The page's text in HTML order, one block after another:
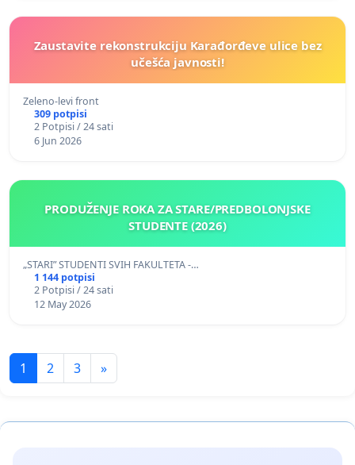
Zaustavite rekonstrukciju Karađorđeve ulice bez
učešća javnosti!
Zeleno-levi front
309 potpisi
2 Potpisi / 24 sati
6 Jun 2026
PRODUŽENJE ROKA ZA STARE/PREDBOLONJSKE
STUDENTE (2026)
„STARI” STUDENTI SVIH FAKULTETA -…
1 144 potpisi
2 Potpisi / 24 sati
12 May 2026
1 2 3 »